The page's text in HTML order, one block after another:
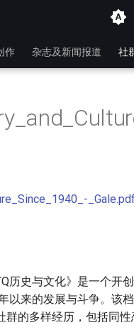
作 杂志及新闻报道 社
历史与文化》是一个开
以来的发展与斗争。该
群的多样经历，包括同